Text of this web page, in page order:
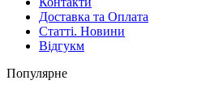
Доставка та Оплата
Статті. Новини
Відгукм
Популярне